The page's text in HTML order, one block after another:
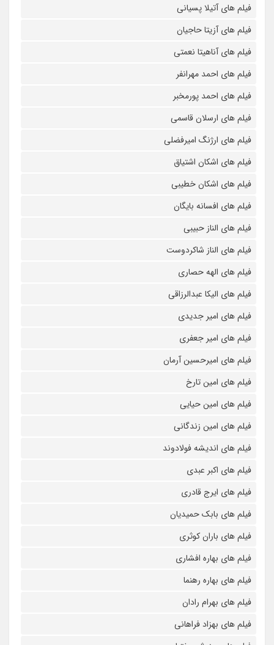
فیلم های آتیلا پسیانی
فیلم های آزیتا حاجیان
فیلم های آناهیتا نعمتی
فیلم های احمد مهرانفر
فیلم های احمد پورمخبر
فیلم های ارسلان قاسمی
فیلم های ارژنگ امیرفضلی
فیلم های اشکان اشتیاق
فیلم های اشکان خطیبی
فیلم های افسانه بایگان
فیلم های الناز حبیبی
فیلم های الناز شاکردوست
فیلم های الهه حصاری
فیلم های الیکا عبدالرزاقی
فیلم های امیر جدیدی
فیلم های امیر جعفری
فیلم های امیرحسین آرمان
فیلم های امین تارخ
فیلم های امین حیایی
فیلم های امین زندگانی
فیلم های اندیشه فولادوند
فیلم های اکبر عبدی
فیلم های ایرج قادری
فیلم های بابک حمیدیان
فیلم های باران کوثری
فیلم های بهاره افشاری
فیلم های بهاره رهنما
فیلم های بهرام رادان
فیلم های بهزاد فراهانی